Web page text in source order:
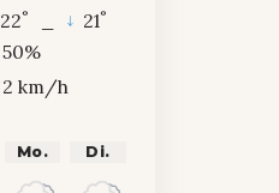
22° 21°
50%
2 km/h
Mo. Di.